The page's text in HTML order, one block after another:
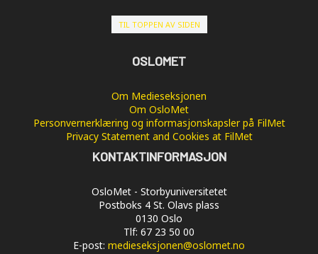
TIL TOPPEN AV SIDEN
OSLOMET
Om Medieseksjonen
Om OsloMet
Personvernerklæring og informasjonskapsler på FilMet
Privacy Statement and Cookies at FilMet
KONTAKTINFORMASJON
OsloMet - Storbyuniversitetet
Postboks 4 St. Olavs plass
0130 Oslo
Tlf: 67 23 50 00
E-post: medieseksjonen@oslomet.no